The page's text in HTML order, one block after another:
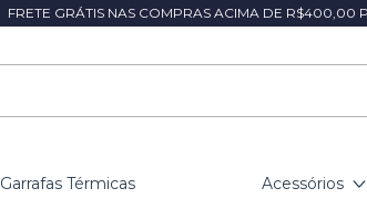
FRETE GRÁTIS NAS COMPRAS ACIMA DE R$400,00
Garrafas Térmicas Acessórios